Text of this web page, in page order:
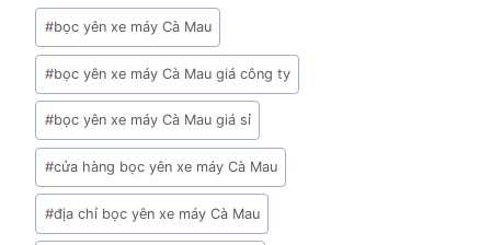
Post
Tags:
#bọc yên xe máy Cà Mau
#bọc yên xe máy Cà Mau giá công ty
#bọc yên xe máy Cà Mau giá sỉ
#cửa hàng bọc yên xe máy Cà Mau
#địa chỉ bọc yên xe máy Cà Mau